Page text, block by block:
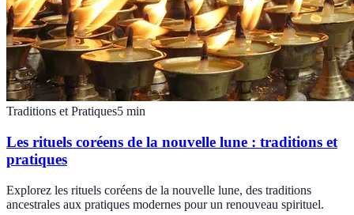
Traditions et Pratiques5 min
Les rituels coréens de la nouvelle lune : traditions et
pratiques
Explorez les rituels coréens de la nouvelle lune, des traditions
ancestrales aux pratiques modernes pour un renouveau spirituel.